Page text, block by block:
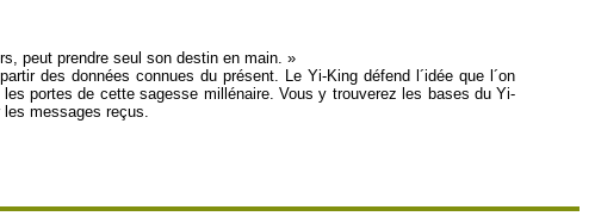
peut prendre seul son destin en main. »
des données connues du présent. Le Yi-King défend l´idée que l´on
portes de cette sagesse millénaire. Vous y trouverez les bases du Yi-
messages reçus.